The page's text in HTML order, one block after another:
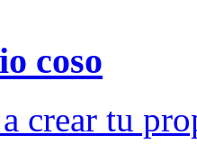
coso
crear tu